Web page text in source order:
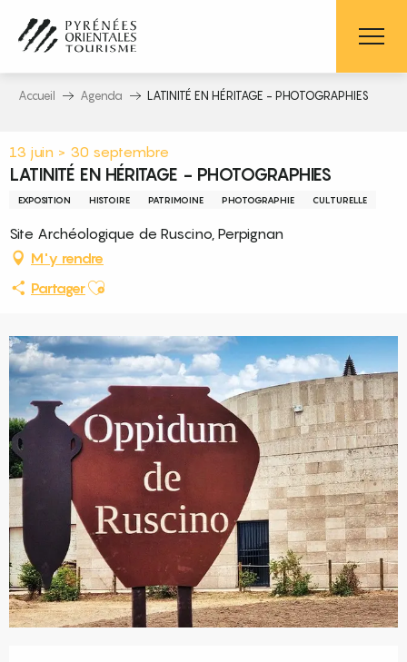
contenu
principal
Accueil Agenda LATINITÉ EN HÉRITAGE - PHOTOGRAPHIES
13 juin > 30 septembre
LATINITÉ EN HÉRITAGE - PHOTOGRAPHIES
EXPOSITION HISTOIRE PATRIMOINE PHOTOGRAPHIE CULTURELLE
Site Archéologique de Ruscino, Perpignan
M'y rendre
PartagerAjouter aux favoris